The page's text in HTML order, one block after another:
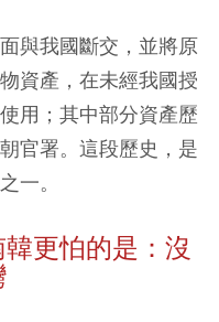
與我國斷交，並將原
資產，在未經我國授
用；其中部分資產歷
官署。這段歷史，是
一。
更怕的是：沒